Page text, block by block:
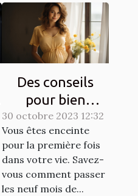
Des conseils
pour bien
entretenir une
grossesse ?
30 octobre 2023 12:32
Vous êtes enceinte
pour la première fois
dans votre vie. Savez-
vous comment passer
les neuf mois de...